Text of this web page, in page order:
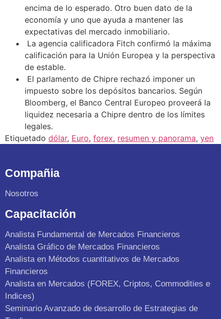
encima de lo esperado. Otro buen dato de la
economía y uno que ayuda a mantener las
expectativas del mercado inmobiliario.
La agencia calificadora Fitch confirmó la máxima
calificación para la Unión Europea y la perspectiva
de estable.
El parlamento de Chipre rechazó imponer un
impuesto sobre los depósitos bancarios. Según
Bloomberg, el Banco Central Europeo proveerá la
liquidez necesaria a Chipre dentro de los límites
legales.
Etiquetado dólar, Euro, forex, resumen y panorama, yen
Compañia
Nosotros
Capacitación
Analista Fundamental de Mercados Financieros
Analista Gráfico de Mercados Financieros
Analista en Métodos cuantitativos de Mercados
Financieros
Analista en Mercados (FOREX, Criptos, Commodities e
Indices)
Seminario Avanzado de desarrollo de Estrategias de